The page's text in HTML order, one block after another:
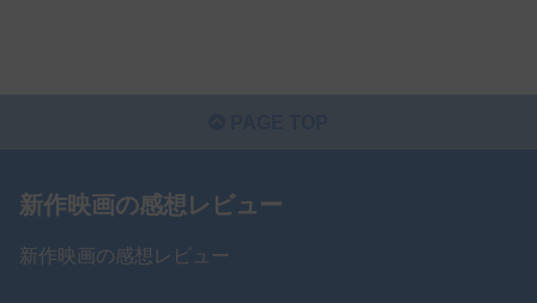
新作映画の感想レビュー
新作映画の感想レビュー